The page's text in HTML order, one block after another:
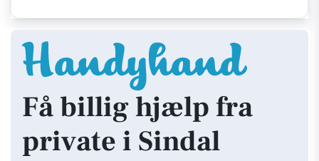
Få billig hjælp fra
private i Sindal